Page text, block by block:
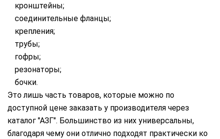
кронштейны;
соединительные фланцы;
крепления;
трубы;
гофры;
резонаторы;
бочки.
Это лишь часть товаров, которые можно по
доступной цене заказать у производителя через
каталог "АЗГ". Большинство из них универсальны,
благодаря чему они отлично подходят практически ко